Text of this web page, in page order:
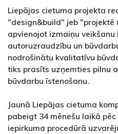
Liepājas cietuma projekta
"design&build" jeb "projektē
apvienojot izmaiņu veikšanu
autoruzraudzību un
nodrošinātu kvalitatīvu
tiks prasīts uzņemties pilnu
būvdarbu īstenošanu.
Jaunā Liepājas cietuma
pabeigt 34 mēnešu laikā
iepirkuma procedūrā